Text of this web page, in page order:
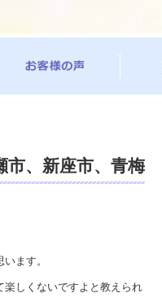
市、新座市、青梅
ます。
しくないですよと教えられ